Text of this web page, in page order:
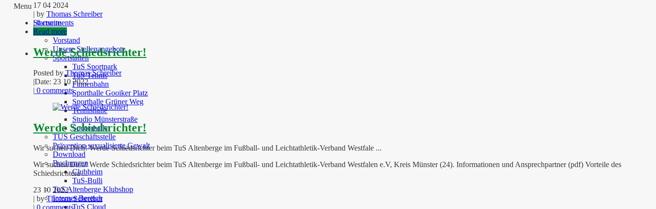
Menu
Startseite
Verein
Vorstand
Unsere Stellenangebote
Sportstätten
TuS Sportpark
TuS Tennis
Finnenbahn
Sporthalle Gooiker Platz
Sporthalle Grüner Weg
Tennishalle
Studio Münsterstraße
Soccerhalle
TUS Geschäftsstelle
Prävention sexualisierte Gewalt
Download
Buchungen
Clubheim
TuS-Bulli
TuS Altenberge Klubshop
Interner Bereich
TuS Cloud
17 04 2024
| by Thomas Schreiber
|0 comments
Read more
Werde Schiedsrichter!
Posted byThomas Schreiber
|Date: 23 10 2022
| 0 comments
Werde Schiedsrichter!
Wir suchen Dich! Werde Schiedsrichter beim TuS Altenberge im Fußball- und Leichtathletik-Verband Westfale ...
Wir suchen Dich! Werde Schiedsrichter beim TuS Altenberge im Fußball- und Leichtathletik-Verband Westfalen e.V, Kreis Münster (24). Informationen und Ansprechpartner (pdf) Vorteile des
Schiedsrichtera ...
23 10 2022
| byThomas Schreiber